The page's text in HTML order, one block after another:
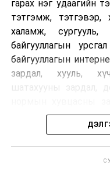
гарах нэг удаагийн
тэтгэмж, тэтгэвэр,
халамж, сургууль,
байгууллагын
байгууллагын
зардал, хууль,
хурлын зардал,
хөрөнгийн
Харин дараах